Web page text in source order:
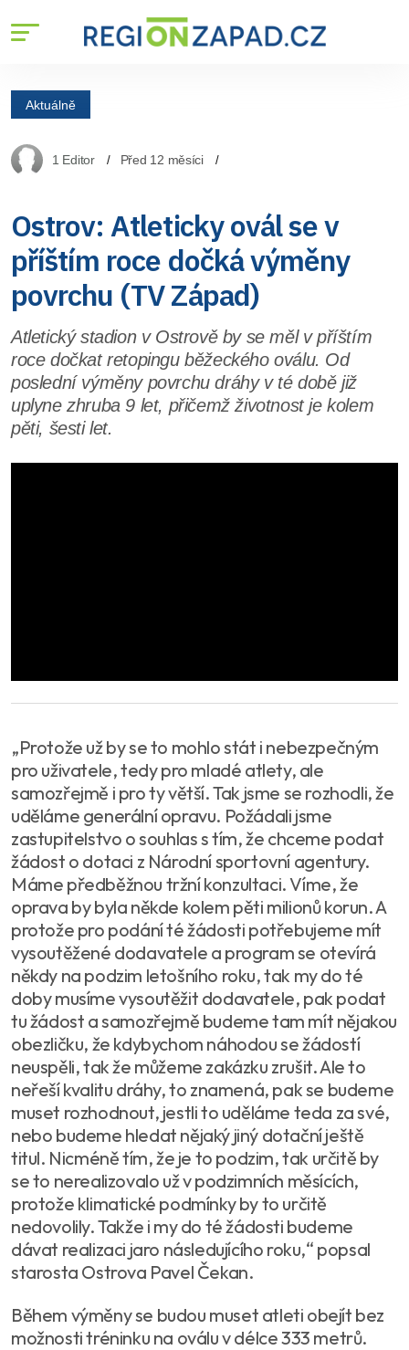
Aktuálně
1 Editor Před 12 měsíci
Ostrov: Atleticky ovál se v
příštím roce dočká výměny
povrchu (TV Západ)
Atletický stadion v Ostrově by se měl v příštím
roce dočkat retopingu běžeckého oválu. Od
poslední výměny povrchu dráhy v té době již
uplyne zhruba 9 let, přičemž životnost je kolem
pěti, šesti let.
„Protože už by se to mohlo stát i nebezpečným
pro uživatele, tedy pro mladé atlety, ale
samozřejmě i pro ty větší. Tak jsme se rozhodli, že
uděláme generální opravu. Požádali jsme
zastupitelstvo o souhlas s tím, že chceme podat
žádost o dotaci z Národní sportovní agentury.
Máme předběžnou tržní konzultaci. Víme, že
oprava by byla někde kolem pěti milionů korun. A
protože pro podání té žádosti potřebujeme mít
vysoutěžené dodavatele a program se otevírá
někdy na podzim letošního roku, tak my do té
doby musíme vysoutěžit dodavatele, pak podat
tu žádost a samozřejmě budeme tam mít nějakou
obezličku, že kdybychom náhodou se žádostí
neuspěli, tak že můžeme zakázku zrušit. Ale to
neřeší kvalitu dráhy, to znamená, pak se budeme
muset rozhodnout, jestli to uděláme teda za své,
nebo budeme hledat nějaký jiný dotační ještě
titul. Nicméně tím, že je to podzim, tak určitě by
se to nerealizovalo už v podzimních měsících,
protože klimatické podmínky by to určitě
nedovolily. Takže i my do té žádosti budeme
dávat realizaci jaro následujícího roku,“ popsal
starosta Ostrova Pavel Čekan.
Během výměny se budou muset atleti obejít bez
možnosti tréninku na oválu v délce 333 metrů.